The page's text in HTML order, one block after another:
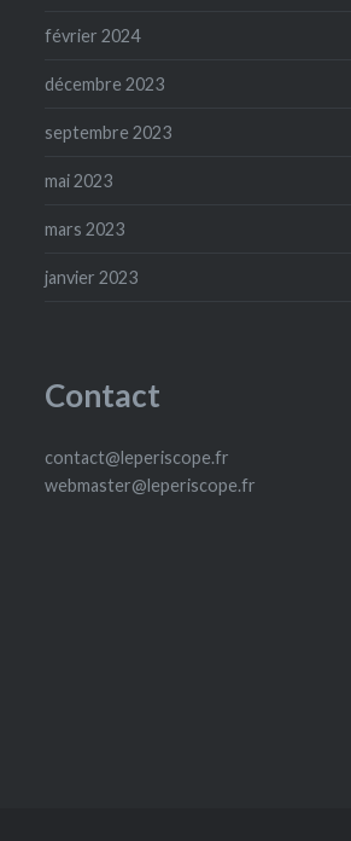
février 2024
décembre 2023
septembre 2023
mai 2023
mars 2023
janvier 2023
Contact
contact@leperiscope.fr
webmaster@leperiscope.fr